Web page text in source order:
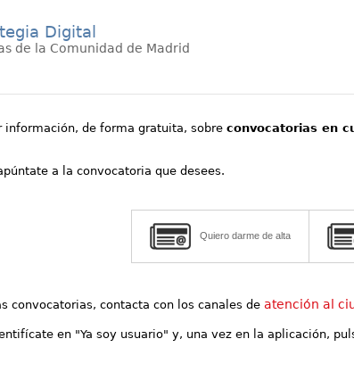
Digital
de la Comunidad de Madrid
información, de forma gratuita, sobreconvocatorias en
a la convocatoria que desees.
Quiero darme de alta
convocatorias, contacta con los canales deatención al
en "Ya soy usuario" y, una vez en la aplicación,